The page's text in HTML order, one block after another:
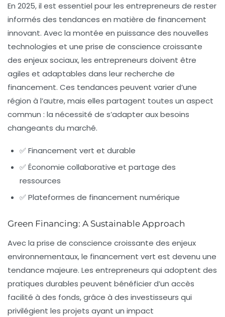
En 2025, il est essentiel pour les entrepreneurs de rester
informés des tendances en matière de financement
innovant. Avec la montée en puissance des nouvelles
technologies et une prise de conscience croissante
des enjeux sociaux, les entrepreneurs doivent être
agiles et adaptables dans leur recherche de
financement. Ces tendances peuvent varier d’une
région à l’autre, mais elles partagent toutes un aspect
commun : la nécessité de s’adapter aux besoins
changeants du marché.
✅ Financement vert et durable
✅ Économie collaborative et partage des
ressources
✅ Plateformes de financement numérique
Green Financing: A Sustainable Approach
Avec la prise de conscience croissante des enjeux
environnementaux, le financement vert est devenu une
tendance majeure. Les entrepreneurs qui adoptent des
pratiques durables peuvent bénéficier d’un accès
facilité à des fonds, grâce à des investisseurs qui
privilégient les projets ayant un impact